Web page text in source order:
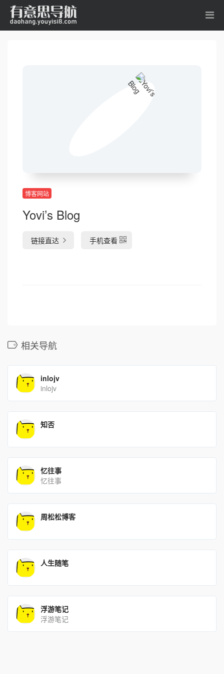
博客网站
Yovi’s Blog
链接直达 手机查看
相关导航
inlojv
inlojv
知否
忆往事
忆往事
周松松博客
人生随笔
浮游笔记
浮游笔记